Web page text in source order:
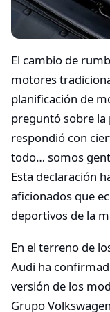
El cambio de
motores
planificación de
preguntó sobre la
respondió con
todo… somos
Esta declaración
aficionados que
deportivos de la
En el terreno de
Audi ha
versión de los
Grupo